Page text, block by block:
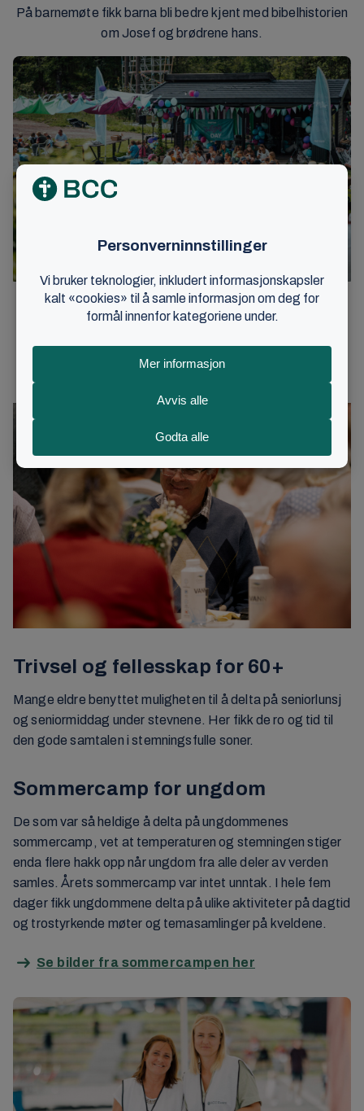
På barnemøte fikk barna bli bedre kjent med bibelhistorien
om Josef og brødrene hans.
aldersgruppen bli med på en Tweens-dag med aktiviteter
Trivsel og fellesskap for 60+
Mange eldre benyttet muligheten til å delta på seniorlunsj
og seniormiddag under stevnene. Her fikk de ro og tid til
den gode samtalen i stemningsfulle soner.
Sommercamp for ungdom
De som var så heldige å delta på ungdommenes
sommercamp, vet at temperaturen og stemningen stiger
enda flere hakk opp når ungdom fra alle deler av verden
samles. Årets sommercamp var intet unntak. I hele fem
dager fikk ungdommene delta på ulike aktiviteter på dagtid
og trostyrkende møter og temasamlinger på kveldene.
Se bilder fra sommercampen her